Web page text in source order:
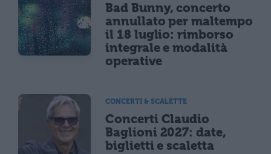
Bad Bunny, concerto
annullato per maltempo
il 18 luglio: rimborso
integrale e modalità
operative
CONCERTI & SCALETTE
Concerti Claudio
Baglioni 2027: date,
biglietti e scaletta